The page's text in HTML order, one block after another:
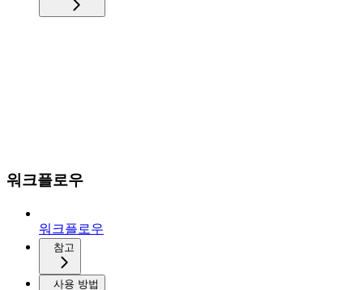
워크플로우
워크플로우
참고
사용 방법